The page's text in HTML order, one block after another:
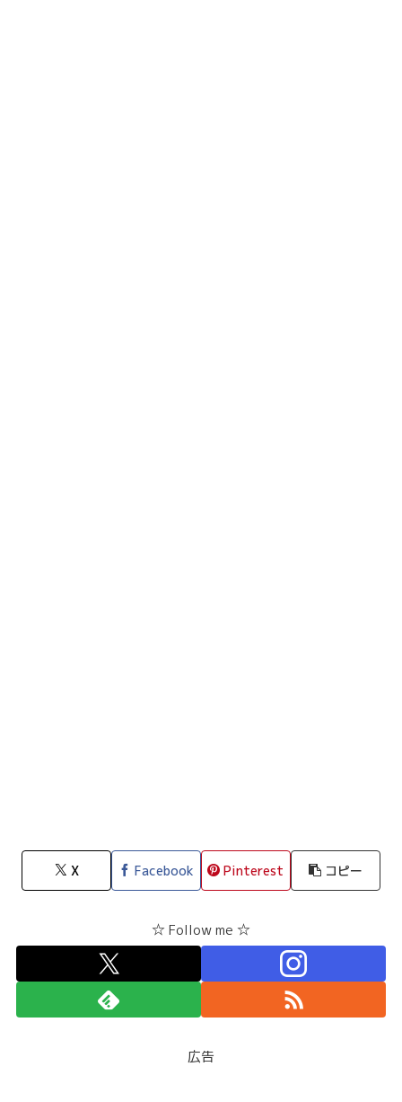
X Facebook Pinterest コピー
☆ Follow me ☆
広告